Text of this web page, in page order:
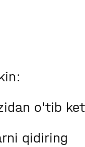
o'tib
qidiring